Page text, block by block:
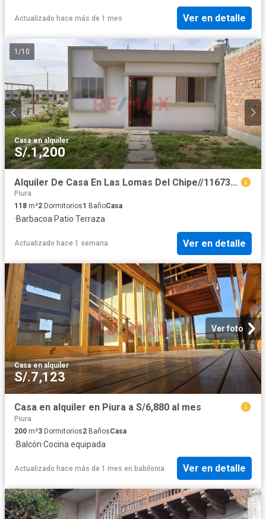
Actualizado hace más de 1 mes Ver en detalle
1 /10
Casa·en alquiler
S/.1,200
Alquiler De Casa En Las Lomas Del Chipe//1167340
Piura
118 m²2 Dormitorios1 BañoCasa
·Barbacoa·Patio·Terraza
Actualizado hace 1 semana Ver en detalle
Ver foto
Casa·en alquiler
S/.7,123
Casa en alquiler en Piura a S/6,880 al mes
Piura
200 m²3 Dormitorios2 BañosCasa
·Balcón·Cocina equipada
Actualizado hace más de 1 mes en babilonia Ver en detalle